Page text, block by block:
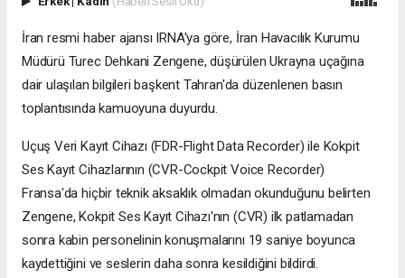
İran resmi haber ajansı IRNA'ya göre, İran Havacılık Kurumu
Müdürü Turec Dehkani Zengene, düşürülen Ukrayna uçağına
dair ulaşılan bilgileri başkent Tahran'da düzenlenen basın
toplantısında kamuoyuna duyurdu.
Uçuş Veri Kayıt Cihazı (FDR-Flight Data Recorder) ile Kokpit
Ses Kayıt Cihazlarının (CVR-Cockpit Voice Recorder)
Fransa'da hiçbir teknik aksaklık olmadan okunduğunu belirten
Zengene, Kokpit Ses Kayıt Cihazı'nın (CVR) ilk patlamadan
sonra kabin personelinin konuşmalarını 19 saniye boyunca
kaydettiğini ve seslerin daha sonra kesildiğini bildirdi.